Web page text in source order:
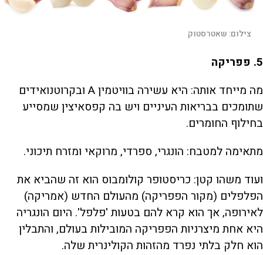
צילום:שאטרסטוק
5. פפריקה
מה מייחד אותה: היא עשירה בוויטמין A ובקרוטנואידים
שתומכים בבריאות העיניים ויש בה קפסאיצין שמסייע
בחילוף החומרים.
מתאימה למטבח: הונגרי, ספרדי, מרוקאי ומזרח תיכוני.
ועוד משהו קטן: כריסטופר קולומבוס הוא זה שהביא את
הפלפלים (מקור הפפריקה) מהעולם החדש (אמריקה)
לאירופה, אך הוא קרא להם בטעות 'פלפל'. היום הונגריה
היא אחת מיצרניות הפפריקה המובילות בעולם, והתבלין
הוא חלק בלתי נפרד מהזהות הקולינרית שלה.